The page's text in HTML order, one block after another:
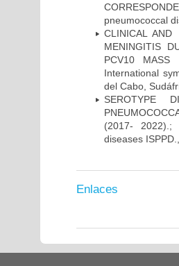
pneumococcal
CLINICAL AND
MENINGITIS
PCV10 MASS
International
del Cabo,
SEROTYPE
(2017- 2022).;
diseases
Enlaces